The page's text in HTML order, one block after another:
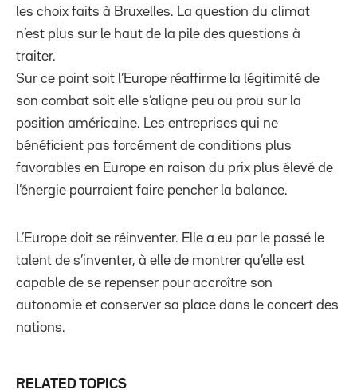
les choix faits à Bruxelles. La question du climat
n’est plus sur le haut de la pile des questions à
traiter.
Sur ce point soit l’Europe réaffirme la légitimité de
son combat soit elle s’aligne peu ou prou sur la
position américaine. Les entreprises qui ne
bénéficient pas forcément de conditions plus
favorables en Europe en raison du prix plus élevé de
l’énergie pourraient faire pencher la balance.
L’Europe doit se réinventer. Elle a eu par le passé le
talent de s’inventer, à elle de montrer qu’elle est
capable de se repenser pour accroître son
autonomie et conserver sa place dans le concert des
nations.
RELATED TOPICS